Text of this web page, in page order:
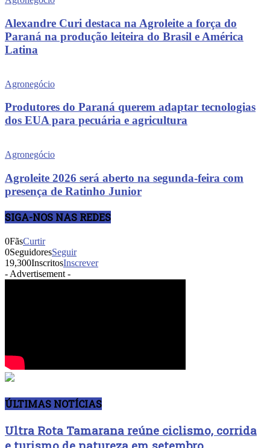
Alexandre Curi destaca na Agroleite a força do
Paraná na produção leiteira do Brasil e América
Latina
Agronegócio
Produtores do Paraná querem adaptar tecnologias
dos EUA para pecuária e agricultura
Agronegócio
Agroleite 2026 será aberto na segunda-feira com
presença de Ratinho Junior
SIGA-NOS NAS REDES
0FãsCurtir
0SeguidoresSeguir
19,300InscritosInscrever
- Advertisement -
ÚLTIMAS NOTÍCIAS
Ultra Rota Tamarana reúne ciclismo, corrida